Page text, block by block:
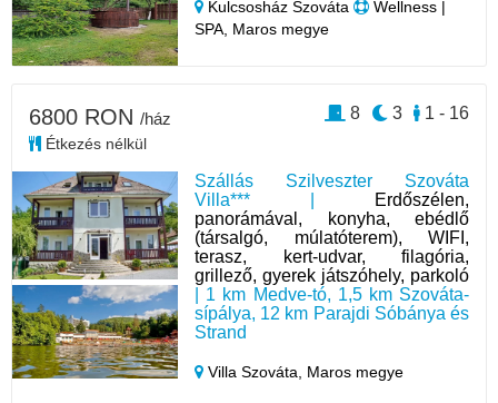
Kulcsosház Szováta
Wellness |
SPA, Maros megye
Szállás Szilveszter Szováta
Villa*** |
Erdőszélen,
panorámával, konyha, ebédlő
(társalgó, múlatóterem), WIFI,
terasz, kert-udvar, filagória,
grillező, gyerek játszóhely, parkoló
| 1 km Medve-tó, 1,5 km Szováta-
sípálya, 12 km Parajdi Sóbánya és
Strand
Villa Szováta, Maros megye
6800 RON /ház
Étkezés nélkül
1 - 16
3
8